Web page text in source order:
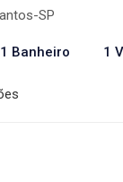
SP
1 Banheiro 1